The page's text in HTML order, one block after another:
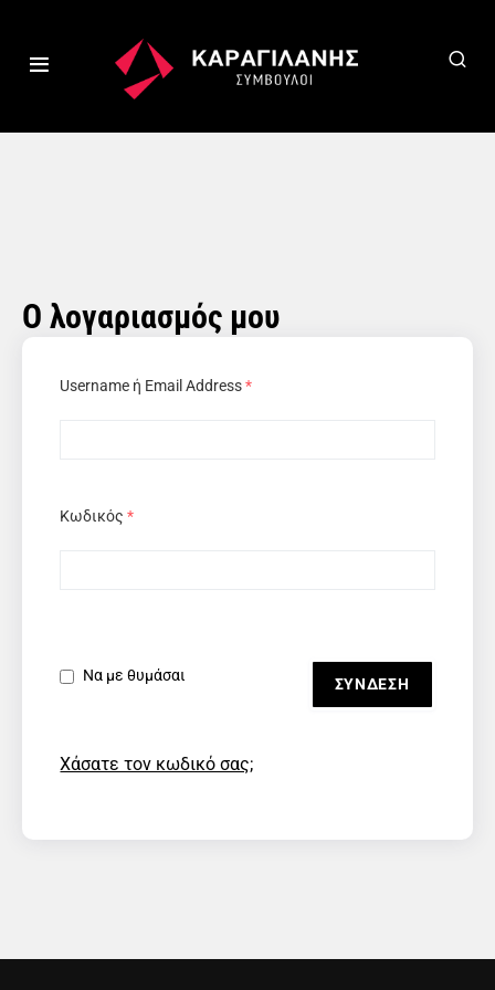
Ο λογαριασμός μου
Username ή Email Address*
Κωδικός*
Να με θυμάσαι
Χάσατε τον κωδικό σας;